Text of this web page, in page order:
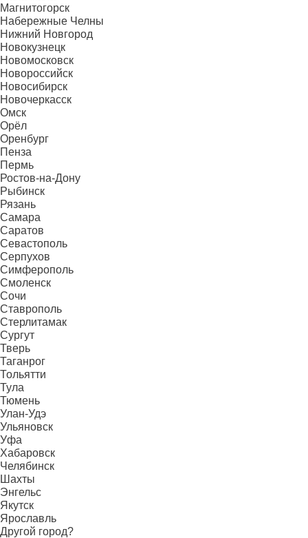
Магнитогорск
Набережные Челны
Нижний Новгород
Новокузнецк
Новомосковск
Новороссийск
Новосибирск
Новочеркасск
Омск
Орёл
Оренбург
Пенза
Пермь
Ростов-на-Дону
Рыбинск
Рязань
Самара
Саратов
Севастополь
Серпухов
Симферополь
Смоленск
Сочи
Ставрополь
Стерлитамак
Сургут
Тверь
Таганрог
Тольятти
Тула
Тюмень
Улан-Удэ
Ульяновск
Уфа
Хабаровск
Челябинск
Шахты
Энгельс
Якутск
Ярославль
Другой город?